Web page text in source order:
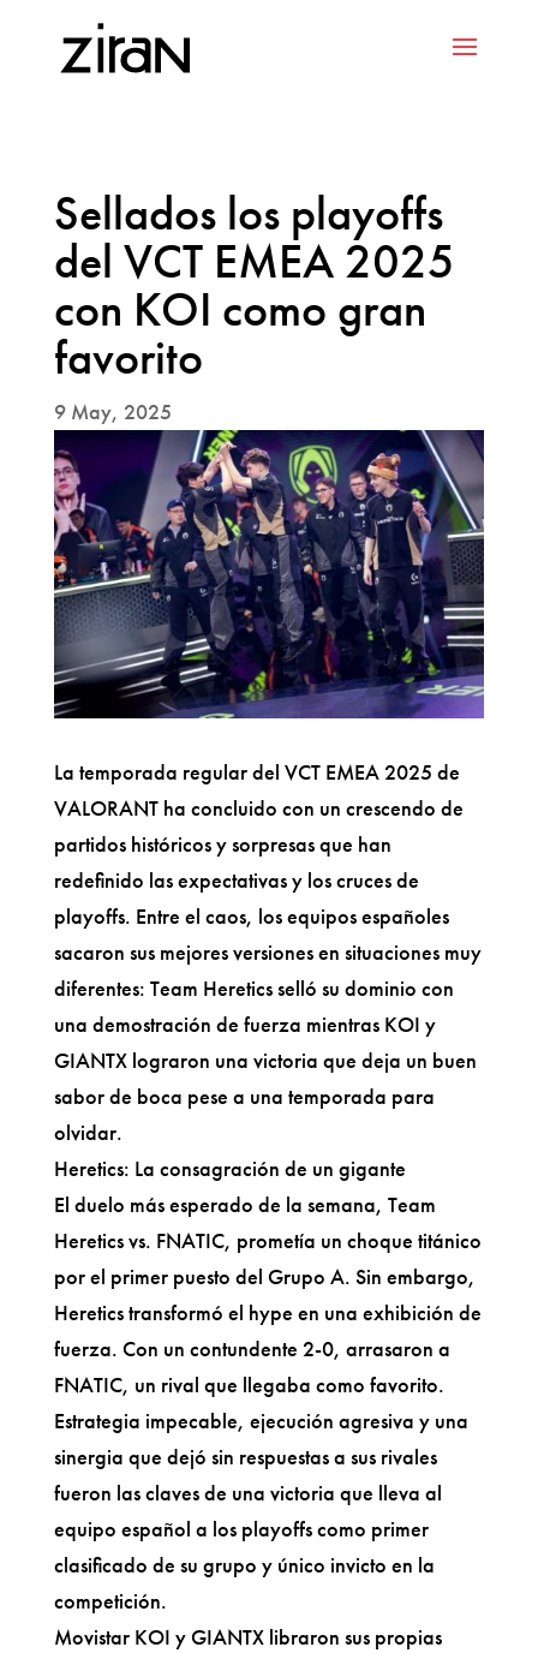
Sellados los playoffs
del VCT EMEA 2025
con KOI como gran
favorito
9 May, 2025
La temporada regular del VCT EMEA 2025 de
VALORANT ha concluido con un crescendo de
partidos históricos y sorpresas que han
redefinido las expectativas y los cruces de
playoffs. Entre el caos, los equipos españoles
sacaron sus mejores versiones en situaciones muy
diferentes: Team Heretics selló su dominio con
una demostración de fuerza mientras KOI y
GIANTX lograron una victoria que deja un buen
sabor de boca pese a una temporada para
olvidar.
Heretics: La consagración de un gigante
El duelo más esperado de la semana, Team
Heretics vs. FNATIC, prometía un choque titánico
por el primer puesto del Grupo A. Sin embargo,
Heretics transformó el hype en una exhibición de
fuerza. Con un contundente 2-0, arrasaron a
FNATIC, un rival que llegaba como favorito.
Estrategia impecable, ejecución agresiva y una
sinergia que dejó sin respuestas a sus rivales
fueron las claves de una victoria que lleva al
equipo español a los playoffs como primer
clasificado de su grupo y único invicto en la
competición.
Movistar KOI y GIANTX libraron sus propias